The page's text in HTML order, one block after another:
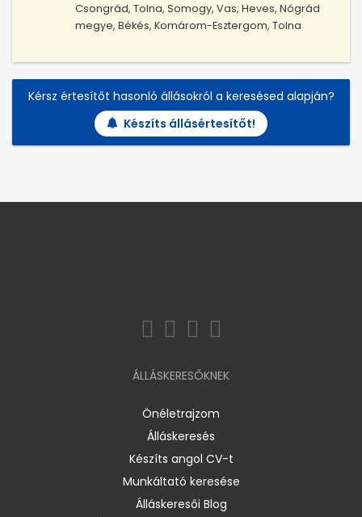
Csongrád, Tolna, Somogy, Vas, Heves, Nógrád
megye, Békés, Komárom-Esztergom, Tolna
Kérsz értesítőt hasonló állásokról a keresésed alapján?
Készíts állásértesítőt!
ÁLLÁSKERESŐKNEK
Önéletrajzom
Álláskeresés
Készíts angol CV-t
Munkáltató keresése
Álláskeresői Blog